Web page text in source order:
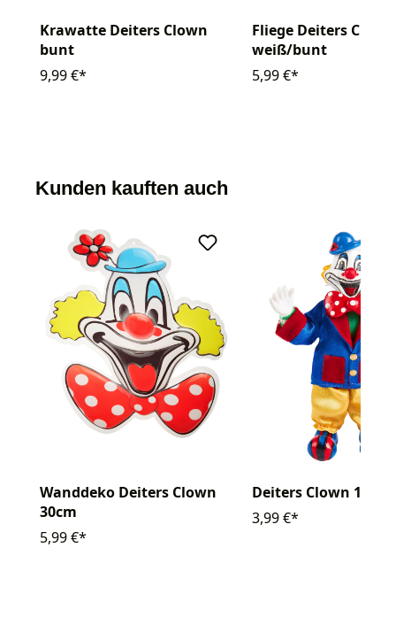
Krawatte Deiters Clown
bunt
9,99 €*
Fliege Deiters Clown
weiß/bunt
5,99 €*
Kunden kauften auch
Wanddeko Deiters Clown
30cm
5,99 €*
Deiters Clown 10cm
3,99 €*